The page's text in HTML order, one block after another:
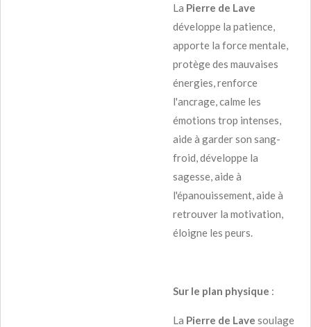
La Pierre de Lave
développe la patience,
apporte la force mentale,
protège des mauvaises
énergies, renforce
l'ancrage, calme les
émotions trop intenses,
aide à garder son sang-
froid, développe la
sagesse, aide à
l'épanouissement, aide à
retrouver la motivation,
éloigne les peurs.
Sur le plan physique :
La Pierre de Lave soulage